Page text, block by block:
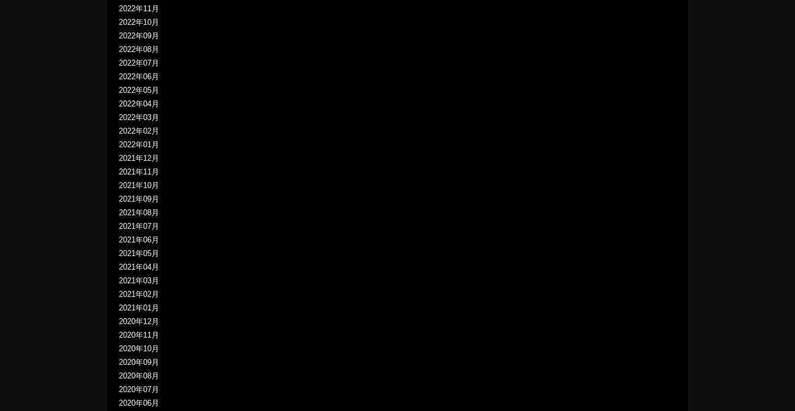
2022年11月
2022年10月
2022年09月
2022年08月
2022年07月
2022年06月
2022年05月
2022年04月
2022年03月
2022年02月
2022年01月
2021年12月
2021年11月
2021年10月
2021年09月
2021年08月
2021年07月
2021年06月
2021年05月
2021年04月
2021年03月
2021年02月
2021年01月
2020年12月
2020年11月
2020年10月
2020年09月
2020年08月
2020年07月
2020年06月